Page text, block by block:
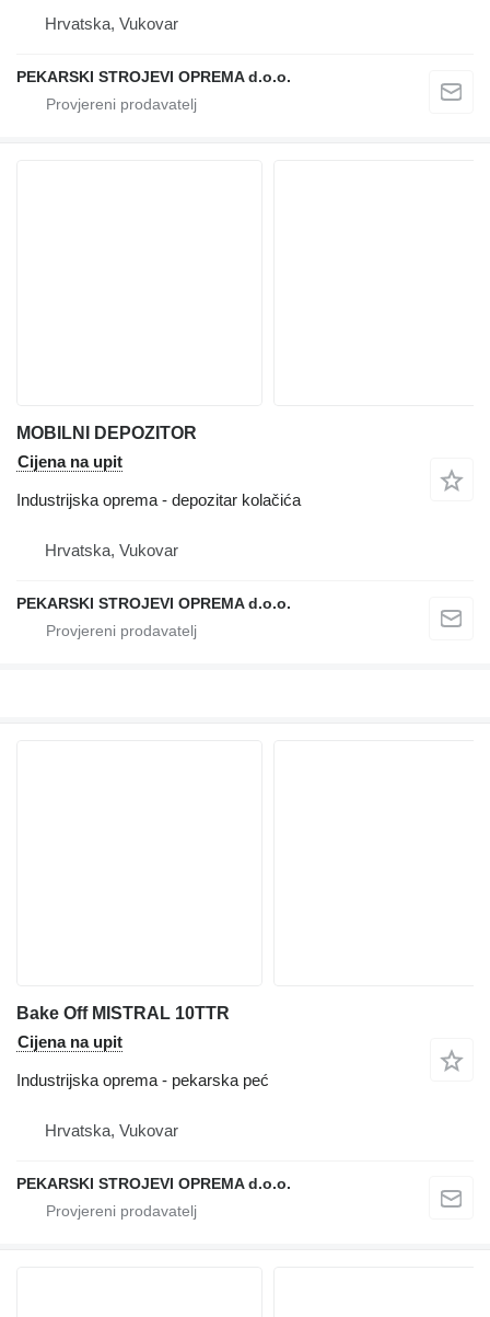
Hrvatska, Vukovar
PEKARSKI STROJEVI OPREMA d.o.o.
MOBILNI DEPOZITOR
Cijena na upit
Industrijska oprema - depozitar kolačića
Hrvatska, Vukovar
PEKARSKI STROJEVI OPREMA d.o.o.
Bake Off MISTRAL 10TTR
Cijena na upit
Industrijska oprema - pekarska peć
Hrvatska, Vukovar
PEKARSKI STROJEVI OPREMA d.o.o.